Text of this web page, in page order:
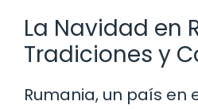
La Navidad en
Tradiciones y
Rumania, un país en